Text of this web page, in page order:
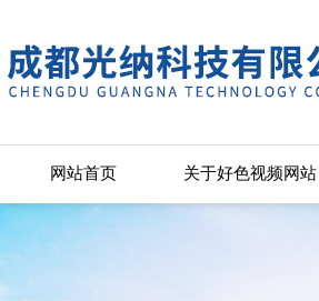
网站首页 关于好色视频网站